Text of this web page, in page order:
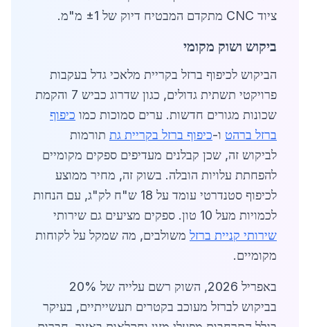
ציוד CNC מתקדם המבטיח דיוק של ±1 מ"מ.
ביקוש ושוק מקומי
הביקוש לכיפוף ברזל בקריית מלאכי גדל בעקבות
פרויקטי תשתית גדולים, כגון שדרוג כביש 7 והקמת
שכונות מגורים חדשות. ערים סמוכות כמו כיפוף
ברזל ברהט ו-כיפוף ברזל בקריית גת תורמות
לביקוש זה, שכן קבלנים מעדיפים ספקים מקומיים
להפחתת עלויות הובלה. בשוק זה, מחיר ממוצע
לכיפוף סטנדרטי עומד על 18 ש"ח לק"ג, עם הנחות
לכמויות מעל 10 טון. ספקים מציעים גם שירותי
שירותי קניית ברזל משולבים, מה שמקל על לקוחות
מקומיים.
באפריל 2026, השוק רשם עלייה של 20%
בביקוש לברזל מעוכב בקטרים תעשייתיים, בעיקר